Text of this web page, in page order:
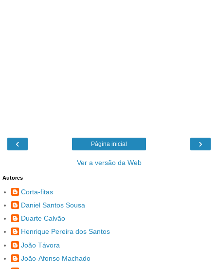
‹ ›
Página inicial
Ver a versão da Web
Autores
Corta-fitas
Daniel Santos Sousa
Duarte Calvão
Henrique Pereira dos Santos
João Távora
João-Afonso Machado